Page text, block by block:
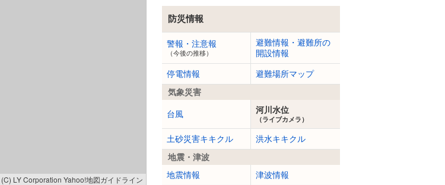
(C) LY Corporation Yahoo!地図ガイドライン
防災情報
警報・注意報
（今後の推移）
避難情報・避難所の
開設情報
停電情報
避難場所マップ
気象災害
台風 河川水位
（ライブカメラ）
土砂災害キキクル
洪水キキクル
地震・津波
地震情報
津波情報